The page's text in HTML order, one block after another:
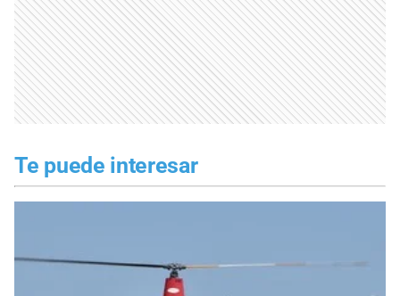
Te puede interesar